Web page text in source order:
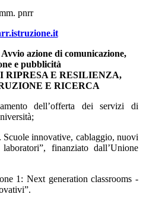
azione di comunicazione,
e pubblicità
RIPRESA E RESILIENZA,
E RICERCA
dell’offerta dei servizi di
innovative, cablaggio, nuovi
finanziato dall’Unione
1: Next generation classrooms -